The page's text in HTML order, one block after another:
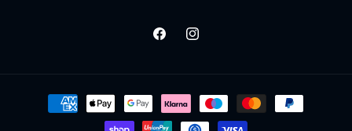
FacebookInstagram
Zahlungsmethoden